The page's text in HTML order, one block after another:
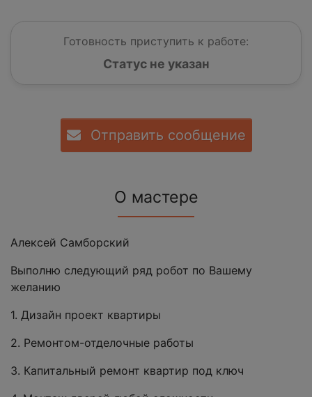
Готовность приступить к работе:
Статус не указан
Отправить сообщение
О мастере
Алексей Самборский
Выполню следующий ряд робот по Вашему
желанию
1. Дизайн проект квартиры
2. Ремонтом-отделочные работы
3. Капитальный ремонт квартир под ключ